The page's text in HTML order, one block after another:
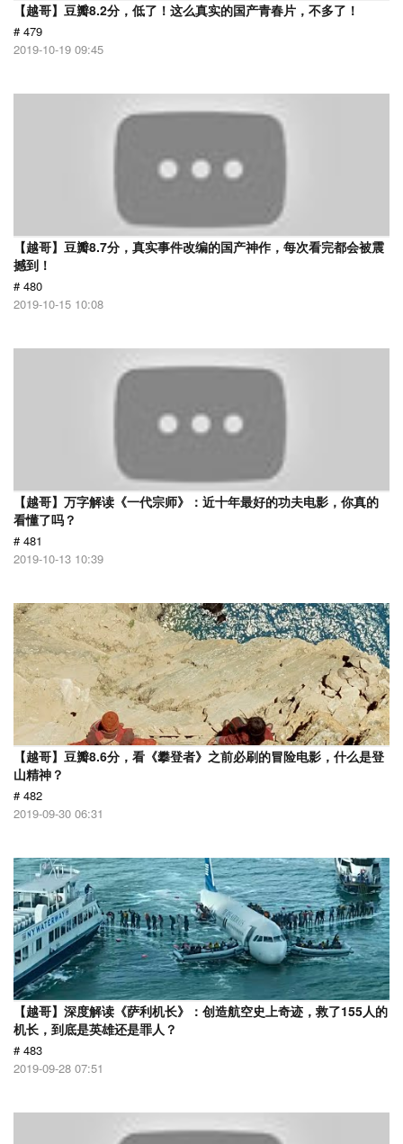
【越哥】豆瓣8.2分，低了！这么真实的国产青春片，不多了！
# 479
2019-10-19 09:45
【越哥】豆瓣8.7分，真实事件改编的国产神作，每次看完都会被震
撼到！
# 480
2019-10-15 10:08
【越哥】万字解读《一代宗师》：近十年最好的功夫电影，你真的
看懂了吗？
# 481
2019-10-13 10:39
【越哥】豆瓣8.6分，看《攀登者》之前必刷的冒险电影，什么是登
山精神？
# 482
2019-09-30 06:31
【越哥】深度解读《萨利机长》：创造航空史上奇迹，救了155人的
机长，到底是英雄还是罪人？
# 483
2019-09-28 07:51